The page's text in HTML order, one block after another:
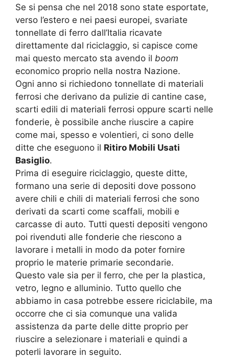
Se si pensa che nel 2018 sono state esportate,
verso l’estero e nei paesi europei, svariate
tonnellate di ferro dall’Italia ricavate
direttamente dal riciclaggio, si capisce come
mai questo mercato sta avendo il boom
economico proprio nella nostra Nazione.
Ogni anno si richiedono tonnellate di materiali
ferrosi che derivano da pulizie di cantine case,
scarti edili di materiali ferrosi oppure scarti nelle
fonderie, è possibile anche riuscire a capire
come mai, spesso e volentieri, ci sono delle
ditte che eseguono il Ritiro Mobili Usati
Basiglio.
Prima di eseguire riciclaggio, queste ditte,
formano una serie di depositi dove possono
avere chili e chili di materiali ferrosi che sono
derivati da scarti come scaffali, mobili e
carcasse di auto. Tutti questi depositi vengono
poi rivenduti alle fonderie che riescono a
lavorare i metalli in modo da poter fornire
proprio le materie primarie secondarie.
Questo vale sia per il ferro, che per la plastica,
vetro, legno e alluminio. Tutto quello che
abbiamo in casa potrebbe essere riciclabile, ma
occorre che ci sia comunque una valida
assistenza da parte delle ditte proprio per
riuscire a selezionare i materiali e quindi a
poterli lavorare in seguito.